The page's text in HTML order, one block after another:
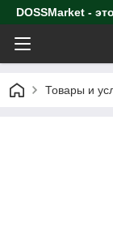
DOSSMarket -
Товары и